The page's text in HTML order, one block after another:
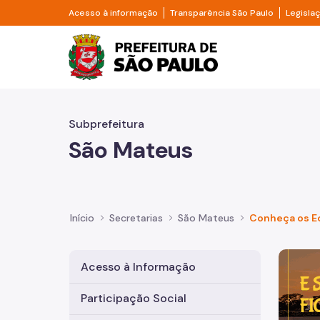
Pular para o Conteúdo principal
Acesso à informação Divisor de acesso à informação
Transparência São Paulo Divisor
Prefeitura de São
Subprefeitura
São Mateus
Início Secretarias São Mateus Conheça os
Acesso à Informação
Participação Social